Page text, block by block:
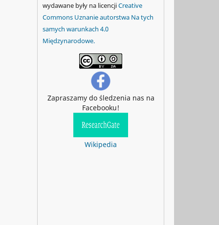
wydawane były na licencjiCreative
Commons Uznanie autorstwa Na tych
samych warunkach 4.0
Międzynarodowe.
Zapraszamy do śledzenia nas na
Facebooku!
Wikipedia